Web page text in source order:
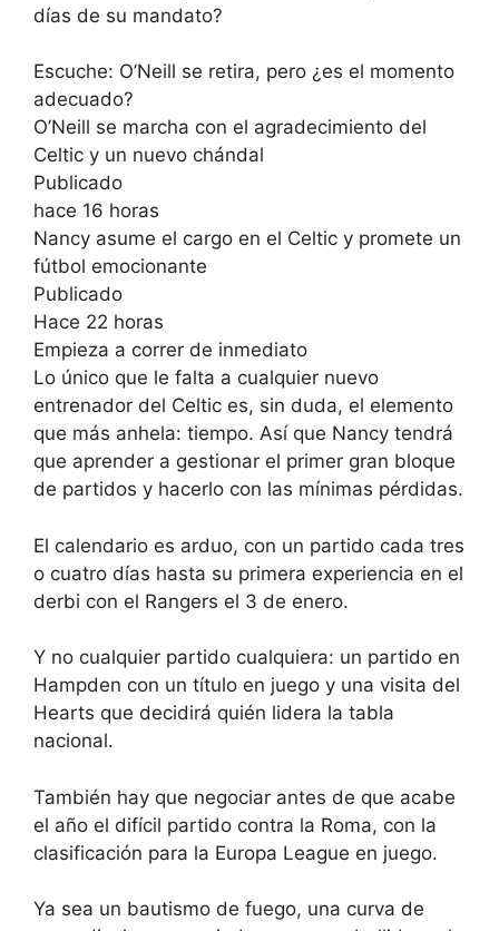
días de su mandato?
Escuche: O’Neill se retira, pero ¿es el momento
adecuado?
O’Neill se marcha con el agradecimiento del
Celtic y un nuevo chándal
Publicado
hace 16 horas
Nancy asume el cargo en el Celtic y promete un
fútbol emocionante
Publicado
Hace 22 horas
Empieza a correr de inmediato
Lo único que le falta a cualquier nuevo
entrenador del Celtic es, sin duda, el elemento
que más anhela: tiempo. Así que Nancy tendrá
que aprender a gestionar el primer gran bloque
de partidos y hacerlo con las mínimas pérdidas.
El calendario es arduo, con un partido cada tres
o cuatro días hasta su primera experiencia en el
derbi con el Rangers el 3 de enero.
Y no cualquier partido cualquiera: un partido en
Hampden con un título en juego y una visita del
Hearts que decidirá quién lidera la tabla
nacional.
También hay que negociar antes de que acabe
el año el difícil partido contra la Roma, con la
clasificación para la Europa League en juego.
Ya sea un bautismo de fuego, una curva de